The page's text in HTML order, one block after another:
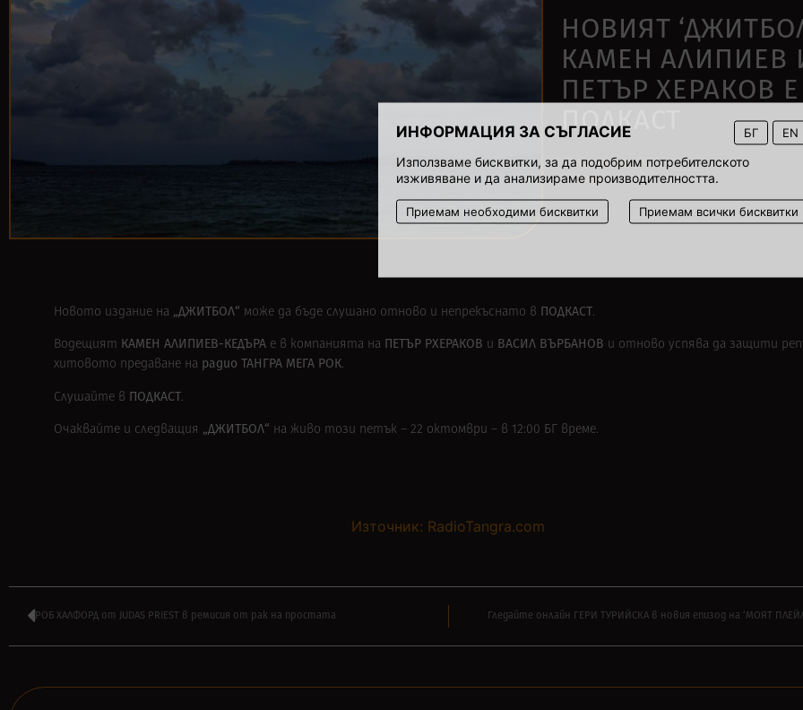
ИНФОРМАЦИЯ ЗА СЪГЛАСИЕ БГ EN
Използваме бисквитки, за да подобрим потребителското
изживяване и да анализираме производителността.
Приемам необходими бисквитки Приемам всички бисквитки
НОВИЯТ
КАМЕН АЛИПИЕВ
ПЕТЪР ХЕРАКОВ
ПОДКАСТ
18 октомври 2021
00:04
Новото издание на „ДЖИТБОЛ“ може да бъде слушано отново и непрекъснато в ПОДКАСТ.
Водещият КАМЕН АЛИПИЕВ-КЕДЪРА е в компанията на ПЕТЪР РХЕРАКОВ и ВАСИЛ ВЪРБАНОВ и отново успява да защити
хитовото предаване на радио ТАНГРА МЕГА РОК.
Слушайте в ПОДКАСТ.
Очаквайте и следващия „ДЖИТБОЛ“ на живо този петък – 22 октомври – в 12:00 БГ време.
Източник: RadioTangra.com
РОБ ХАЛФОРД от JUDAS PRIEST в ремисия от рак на простата Гледайте онлайн ГЕРИ ТУРИЙСКА в новия епизод на ‘МОЯТ